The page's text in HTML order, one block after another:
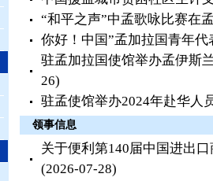
“和平之声”中孟歌咏比赛在
你好！中国”孟加拉国青年代
驻孟加拉国使馆举办孟伊斯
26)
驻孟使馆举办2024年赴华人
领事信息
关于便利第140届中国进出
(2026-07-28)